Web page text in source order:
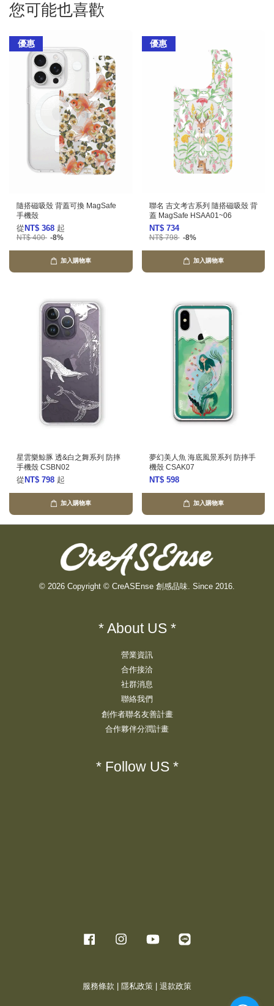
您可能也喜歡
優惠
隨搭磁吸殼 背蓋可換 MagSafe
手機殼
從 NT$ 368 起
NT$ 400 -8%
加入購物車
優惠
聯名 吉文考古系列 隨搭磁吸殼 背
蓋 MagSafe HSAA01~06
NT$ 734
NT$ 798 -8%
加入購物車
星雲樂鯨豚 透&白之舞系列 防摔
手機殼 CSBN02
從 NT$ 798 起
加入購物車
夢幻美人魚 海底風景系列 防摔手
機殼 CSAK07
NT$ 598
加入購物車
© 2026 Copyright © CreASEnse 創感品味. Since 2016.
* About US *
營業資訊
合作接洽
社群消息
聯絡我們
創作者聯名友善計畫
合作夥伴分潤計畫
* Follow US *
Facebook Instagram YouTube
服務條款 隱私政策 退款政策